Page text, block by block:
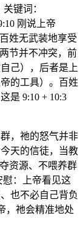
键词：
刚说上帝
姓无武装地享受
节并不冲突，前
己），后者是上
的工具）。百姓
是 9:10 + 10:3
，祂的怒气并非
天的信徒，当教
资源、不喂养群
慰：上帝看见这
也不必自己背负
，祂会精准地处